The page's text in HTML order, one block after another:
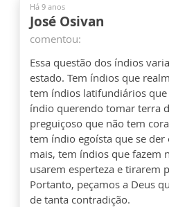
Há 9 anos
José Osivan
comentou:
Essa questão dos índios
estado. Tem índios que
tem índios latifundiários
índio querendo tomar terra
preguiçoso que não tem
tem índio egoísta que se der
mais, tem índios que fazem
usarem esperteza e tirarem
Portanto, peçamos a Deus
de tanta contradição.